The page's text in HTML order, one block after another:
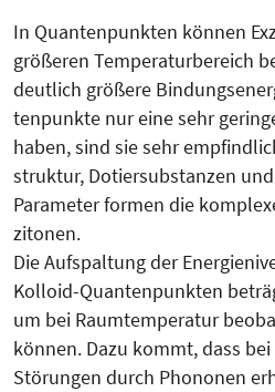
In Quantenpunkten können
größeren Temperaturbereich
deutlich größere
tenpunkte nur eine sehr
haben, sind sie sehr
struk­tur, Dotiersubstanzen
Para­meter formen die
zitonen.
Die Aufspaltung der
Kolloid-Quantenpunk­ten
um bei Raumtemperatur
können. Dazu kommt, dass
Störungen durch Phononen